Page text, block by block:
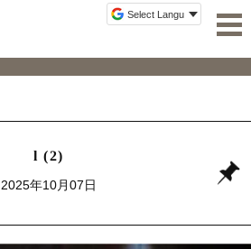
l (2)
2025年10月07日